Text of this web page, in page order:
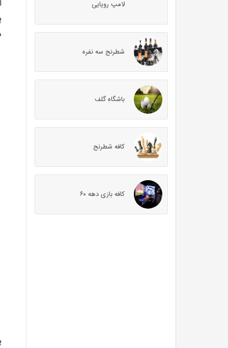
لامپ رویایی
شطرنج سه نفره
باشگاه گلف
کافه شطرنج
کافه بازی دهه ۶۰